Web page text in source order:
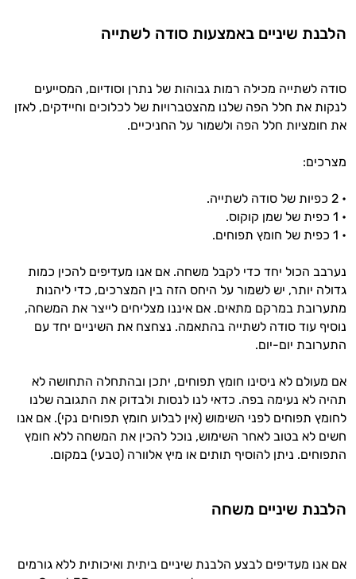
הלבנת שיניים באמצעות סודה לשתייה
סודה לשתייה מכילה רמות גבוהות של נתרן וסודיום, המסייעים
לנקות את חלל הפה שלנו מהצטברויות של לכלוכים וחיידקים, לאזן
את חומציות חלל הפה ולשמור על החניכיים.
מצרכים:
• 2 כפיות של סודה לשתייה.
• 1 כפית של שמן קוקוס.
• 1 כפית של חומץ תפוחים.
נערבב הכול יחד כדי לקבל משחה. אם אנו מעדיפים להכין כמות
גדולה יותר, יש לשמור על היחס הזה בין המצרכים, כדי ליהנות
מתערובת במרקם מתאים. אם איננו מצליחים לייצר את המשחה,
נוסיף עוד סודה לשתייה בהתאמה. נצחצח את השיניים יחד עם
התערובת יום-יום.
אם מעולם לא ניסינו חומץ תפוחים, יתכן ובהתחלה התחושה לא
תהיה לא נעימה בפה. כדאי לנו לנסות ולבדוק את התגובה שלנו
לחומץ תפוחים לפני השימוש (אין לבלוע חומץ תפוחים נקי). אם אנו
חשים לא בטוב לאחר השימוש, נוכל להכין את המשחה ללא חומץ
התפוחים. ניתן להוסיף תותים או מיץ אלוורה (טבעי) במקום.
הלבנת שיניים משחה
אם אנו מעדיפים לבצע הלבנת שיניים ביתית ואיכותית ללא גורמים